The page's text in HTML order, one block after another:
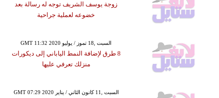
زوجة يوسف الشريف توجه له رسالة بعد
خضوعه لعملية جراحية
GMT 11:32 2020 السبت ,18 تموز / يوليو
8 طرق لإضافة النمط الياباني إلى ديكورات
منزلك تعرفي عليها
GMT 07:29 2020 السبت ,11 كانون الثاني / يناير